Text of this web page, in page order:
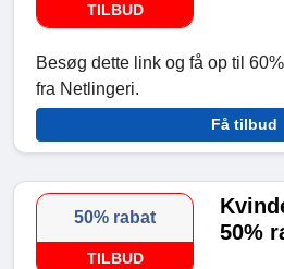
TILBUD
Besøg dette link og få op til
fra Netlingeri.
Få tilbud
50% rabat
TILBUD
50%